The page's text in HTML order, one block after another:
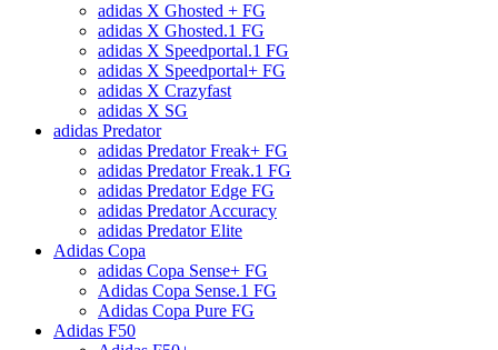
adidas X Ghosted + FG
adidas X Ghosted.1 FG
adidas X Speedportal.1 FG
adidas X Speedportal+ FG
adidas X Crazyfast
adidas X SG
adidas Predator
adidas Predator Freak+ FG
adidas Predator Freak.1 FG
adidas Predator Edge FG
adidas Predator Accuracy
adidas Predator Elite
Adidas Copa
adidas Copa Sense+ FG
Adidas Copa Sense.1 FG
Adidas Copa Pure FG
Adidas F50